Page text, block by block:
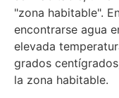
"zona habitable".
encontrarse agua
elevada
grados
la zona habitable.